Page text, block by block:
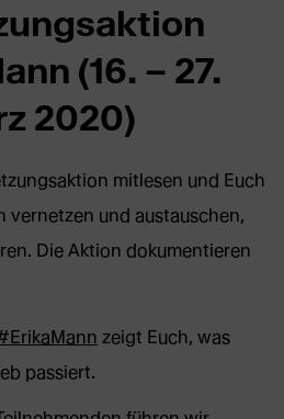
Tab)
(16. – 27.
2020)
mitlesen und Euch
vernetzen und austauschen,
Die Aktion dokumentieren
zeigt Euch, was
passiert.